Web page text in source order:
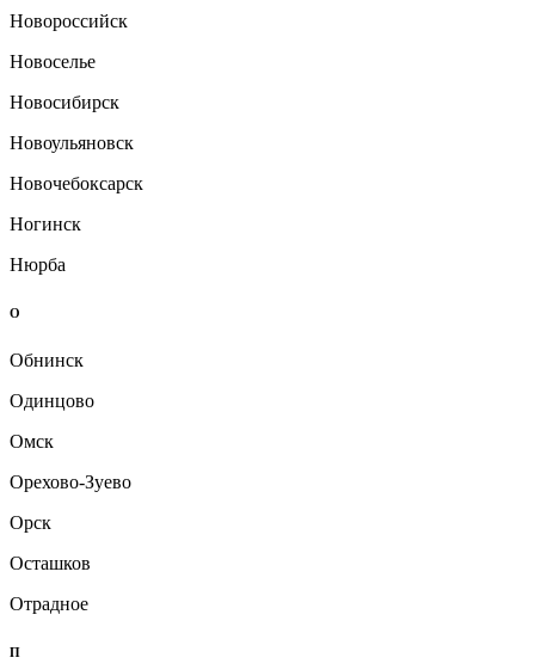
Новороссийск
Новоселье
Новосибирск
Новоульяновск
Новочебоксарск
Ногинск
Нюрба
О
Обнинск
Одинцово
Омск
Орехово-Зуево
Орск
Осташков
Отрадное
П